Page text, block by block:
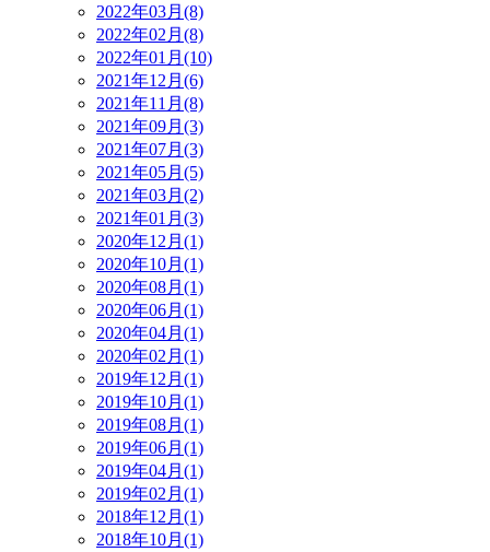
2022年03月(8)
2022年02月(8)
2022年01月(10)
2021年12月(6)
2021年11月(8)
2021年09月(3)
2021年07月(3)
2021年05月(5)
2021年03月(2)
2021年01月(3)
2020年12月(1)
2020年10月(1)
2020年08月(1)
2020年06月(1)
2020年04月(1)
2020年02月(1)
2019年12月(1)
2019年10月(1)
2019年08月(1)
2019年06月(1)
2019年04月(1)
2019年02月(1)
2018年12月(1)
2018年10月(1)